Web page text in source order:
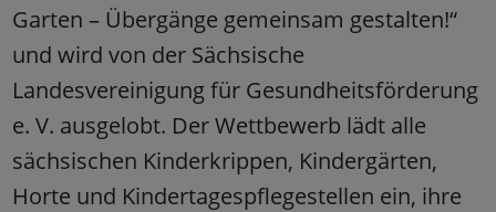
Garten – Übergänge gemeinsam gestalten!“
und wird von der Sächsische
Landesvereinigung für Gesundheitsförderung
e. V. ausgelobt. Der Wettbewerb lädt alle
sächsischen Kinderkrippen, Kindergärten,
Horte und Kindertagespflegestellen ein, ihre